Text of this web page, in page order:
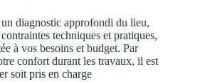
diagnostic approfondi du lieu,
techniques et pratiques,
à vos besoins et budget. Par
confort durant les travaux, il est
soit pris en charge